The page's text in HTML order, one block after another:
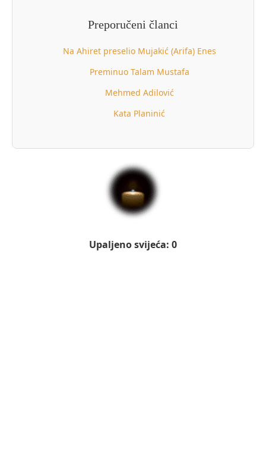
Preporučeni članci
Na Ahiret preselio Mujakić (Arifa) Enes
Preminuo Talam Mustafa
Mehmed Adilović
Kata Planinić
Upaljeno svijeća: 0